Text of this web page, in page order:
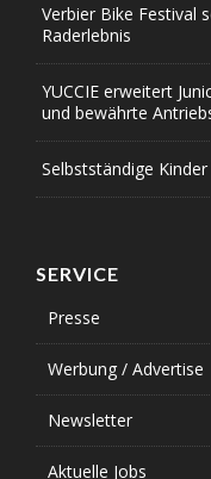
Verbier Bike Festival
Raderlebnis
YUCCIE erweitert
und bewährte
Selbstständige
SERVICE
Presse
Werbung / Advertise
Newsletter
Aktuelle Jobs